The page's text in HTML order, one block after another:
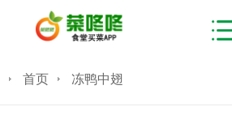
首页 冻鸭中翅